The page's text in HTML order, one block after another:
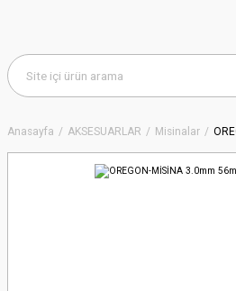
Anasayfa AKSESUARLAR Misinalar